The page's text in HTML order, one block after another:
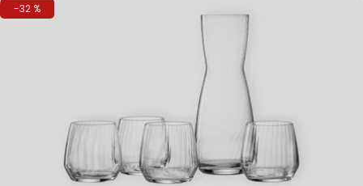
-32 %